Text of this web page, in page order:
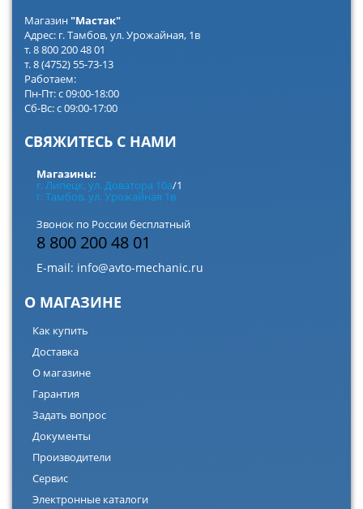
Магазин"Мастак"
Адрес: г. Тамбов, ул. Урожайная, 1в
т. 8 800 200 48 01
т. 8 (4752) 55-73-13
Работаем:
Пн-Пт: с 09:00-18:00
Сб-Вс: с 09:00-17:00
СВЯЖИТЕСЬ С НАМИ
Магазины:
г. Липецк, ул. Доватора 10а/1
г. Тамбов, ул. Урожайная 1в
Звонок по России бесплатный
8 800 200 48 01
E-mail: info@avto-mechanic.ru
О МАГАЗИНЕ
Как купить
Доставка
О магазине
Гарантия
Задать вопрос
Документы
Производители
Сервис
Электронные каталоги